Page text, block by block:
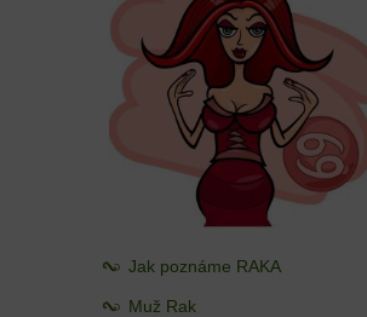
Jak poznáme RAKA
Muž Rak